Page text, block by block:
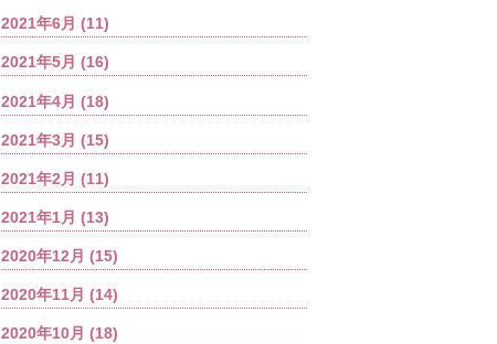
2021年6月 (11)
2021年5月 (16)
2021年4月 (18)
2021年3月 (15)
2021年2月 (11)
2021年1月 (13)
2020年12月 (15)
2020年11月 (14)
2020年10月 (18)